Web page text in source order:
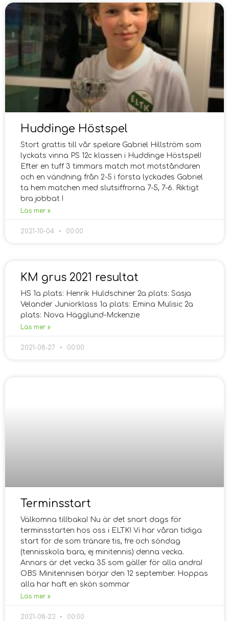
Huddinge Höstspel
Stort grattis till vår spelare Gabriel Hillström som
lyckats vinna PS 12c klassen i Huddinge Höstspel!
Efter en tuff 3 timmars match mot motståndaren
och en vändning från 2-5 i första lyckades Gabriel
ta hem matchen med slutsiffrorna 7-5, 7-6. Riktigt
bra jobbat !
Läs mer »
2021-10-04 00:00
KM grus 2021 resultat
HS 1a plats: Henrik Huldschiner 2a plats: Sasja
Velander Juniorklass 1a plats: Emina Mulisic 2a
plats: Nova Hägglund-Mckenzie
Läs mer »
2021-08-27 00:00
Terminsstart
Välkomna tillbaka! Nu är det snart dags för
terminsstarten hos oss i ELTK! Vi har våran tidiga
start för de som tränare tis, fre och söndag
(tennisskola bara, ej minitennis) denna vecka.
Annars är det vecka 35 som gäller för alla andra!
OBS Minitennisen börjar den 12 september. Hoppas
alla har haft en skön sommar
Läs mer »
2021-08-23 00:00